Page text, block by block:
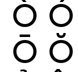
Ò Ó
Ō Ŏ